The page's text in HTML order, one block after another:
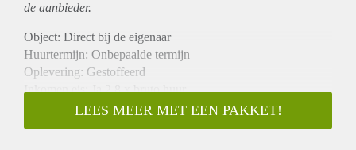
de aanbieder.
Object: Direct bij de eigenaar
Huurtermijn: Onbepaalde termijn
Oplevering: Gestoffeerd
Inkomen eis: Ja 2,8 x bruto huur
Garantiestelling mogelijk: Ja
Borg: 1 maand
LEES MEER MET EEN PAKKET!